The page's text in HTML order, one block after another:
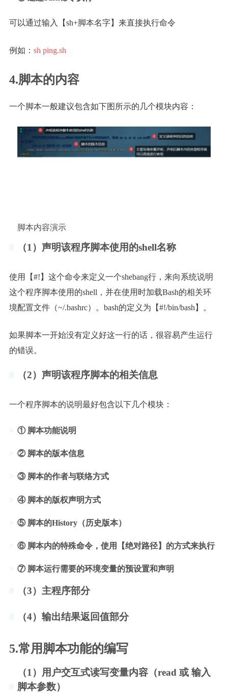
可以通过输入【sh+脚本名字】来直接执行命令
例如： sh ping.sh
4.脚本的内容
一个脚本一般建议包含如下图所示的几个模块内容：
脚本内容演示
（1）声明该程序脚本使用的shell名称
使用【#!】这个命令来定义一个shebang行，来向系统说明
这个程序脚本使用的shell，并在使用时加载Bash的相关环
境配置文件（~/.bashrc）。bash的定义为【#!/bin/bash】。
如果脚本一开始没有定义好这一行的话，很容易产生运行
的错误。
（2）声明该程序脚本的相关信息
一个程序脚本的说明最好包含以下几个模块：
① 脚本功能说明
② 脚本的版本信息
③ 脚本的作者与联络方式
④ 脚本的版权声明方式
⑤ 脚本的History（历史版本）
⑥ 脚本内的特殊命令，使用【绝对路径】的方式来执行
⑦ 脚本运行需要的环境变量的预设置和声明
（3）主程序部分
（4）输出结果返回值部分
5.常用脚本功能的编写
（1）用户交互式读写变量内容（read 或 输入
脚本参数）